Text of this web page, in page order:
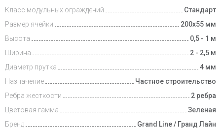
Класс модульных ограждений
Стандарт
Размер ячейки
200х55 мм
Высота
0,5 - 1 м
Ширина
2 - 2,5 м
Диаметр прутка
4 мм
Назначение
Частное строительство
Ребра жесткости
2 ребра
Цветовая гамма
Зеленая
Бренд
Grand Line / Гранд Лайн